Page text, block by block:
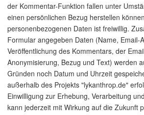
der Kommentar-Funktion fallen unter
einen persönlichen Bezug herstellen
personenbezogenen Daten ist freiwillig.
Formular angegeben Daten (Name, Email-
Veröffentlichung des Kommentars, der
Anonymisierung, Bezug und Text) werden
Gründen noch Datum und Uhrzeit
außerhalb des Projekts "lykanthrop.de"
Einwilligung zur Erhebung, Verarbeitung
kann jederzeit mit Wirkung auf die Zukunft